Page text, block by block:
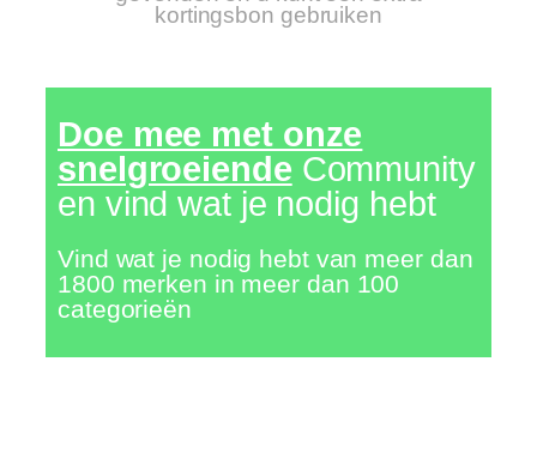
kortingsbon gebruiken
Doe mee met onze
snelgroeiende Community
en vind wat je nodig hebt
Vind wat je nodig hebt van meer dan
1800 merken in meer dan 100
categorieën